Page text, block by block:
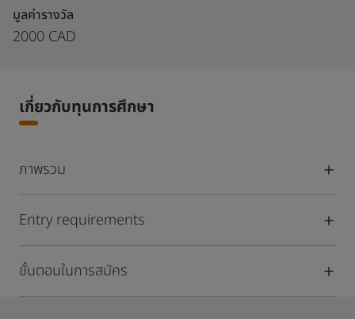
มูลค่ารางวัล
2000 CAD
เกี่ยวกับทุนการศึกษา
ภาพรวม
Entry requirements
ขั้นตอนในการสมัคร